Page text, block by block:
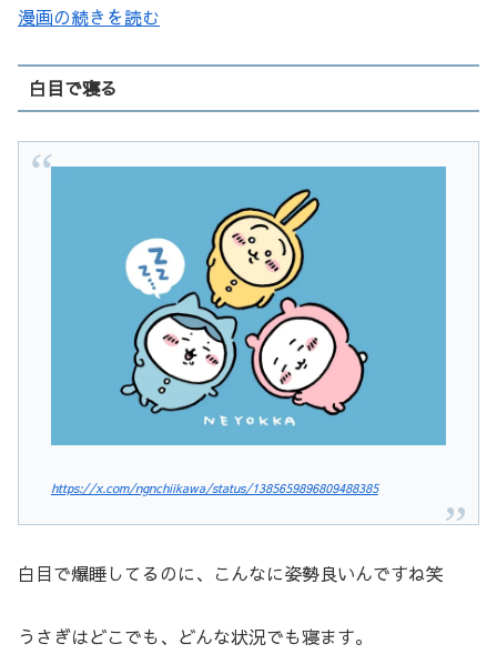
漫画の続きを読む
白目で寝る
https://x.com/ngnchiikawa/status/1385659896809488385
白目で爆睡してるのに、こんなに姿勢良いんですね笑
うさぎはどこでも、どんな状況でも寝ます。